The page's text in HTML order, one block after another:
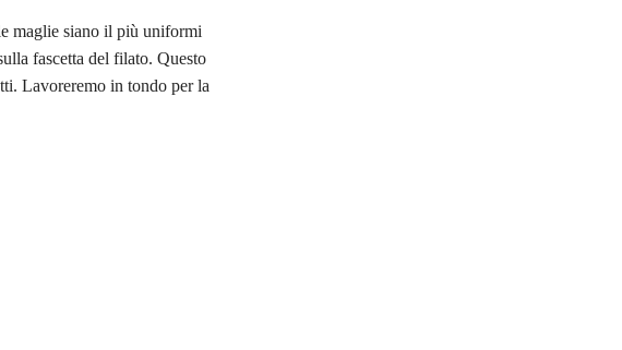
maglie siano il più uniformi
fascetta del filato. Questo
Lavoreremo in tondo per la